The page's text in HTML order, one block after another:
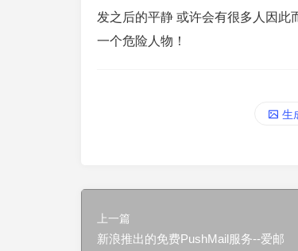
发之后的平静 或许会有很多人因此
一个危险人物！
生
上一篇
新浪推出的免费PushMail服务--爱邮